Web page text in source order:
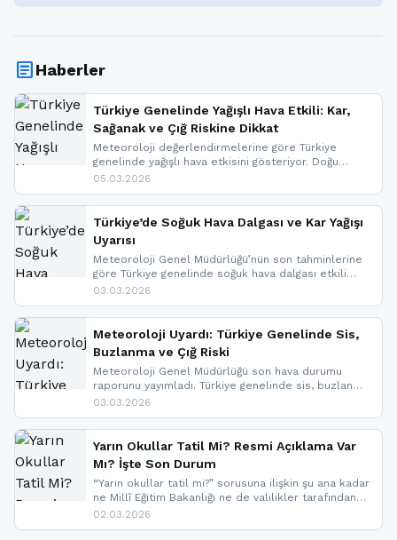
articleHaberler
Türkiye Genelinde Yağışlı Hava Etkili: Kar,
Sağanak ve Çığ Riskine Dikkat
Meteoroloji değerlendirmelerine göre Türkiye
genelinde yağışlı hava etkisini gösteriyor. Doğu
bölgelerinde kar yağışı beklenirken Marmara ve
ise çığ tehlikesi bulunuyor. İç kesimlerde sis ve pus
nedeniyle görüş mesafesinde azalma
yaşanabileceği belirtiliyor.
05.03.2026
Türkiye’de Soğuk Hava Dalgası ve Kar Yağışı
Uyarısı
Meteoroloji Genel Müdürlüğü’nün son tahminlerine
göre Türkiye genelinde soğuk hava dalgası etkili
oluyor. Birçok il için kar yağışı ve buzlanma uyarısı
03.03.2026
Meteoroloji Uyardı: Türkiye Genelinde Sis,
Buzlanma ve Çığ Riski
Meteoroloji Genel Müdürlüğü son hava durumu
raporunu yayımladı. Türkiye genelinde sis, buzlanma
ve don beklenirken Doğu Anadolu ve Doğu
yapıldı. İşte son dakika meteoroloji gelişmeleri.
03.03.2026
Yarın Okullar Tatil Mi? Resmi Açıklama Var
Mı? İşte Son Durum
“Yarın okullar tatil mi?” sorusuna ilişkin şu ana kadar
ne Millî Eğitim Bakanlığı ne de valilikler tarafından
yapılmış resmi bir tatil açıklaması bulunmamaktadır.
02.03.2026